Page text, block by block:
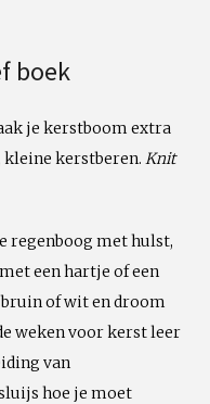
boek
je kerstboom extra
kerstberen. Knit
regenboog met hulst,
een hartje of een
of wit en droom
weken voor kerst leer
van
hoe je moet